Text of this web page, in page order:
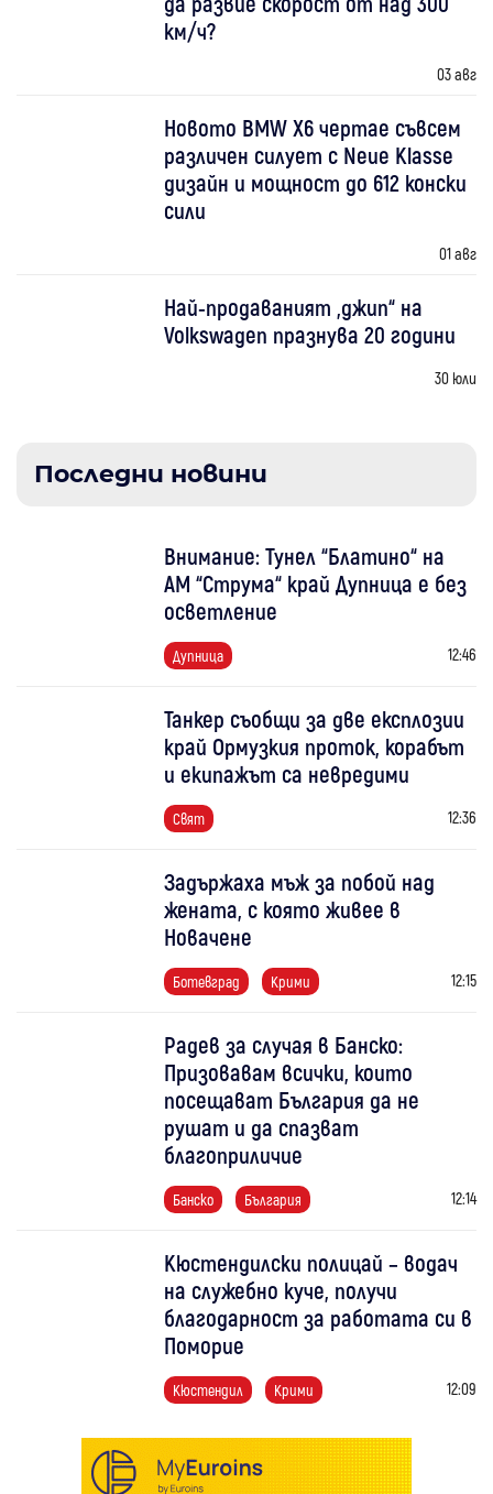
км/ч?
03 авг
Новото BMW X6 чертае съвсем
различен силует с Neue Klasse
дизайн и мощност до 612 конски
сили
01 авг
Най-продаваният „джип“ на
Volkswagen празнува 20 години
30 юли
Последни новини
Внимание: Тунел “Блатино“ на
АМ “Струма“ край Дупница е без
осветление
Дупница 12:46
Танкер съобщи за две експлозии
край Ормузкия проток, корабът
и екипажът са невредими
Свят 12:36
Задържаха мъж за побой над
жената, с която живее в
Новачене
Ботевград Крими 12:15
Радев за случая в Банско:
Призовавам всички, които
посещават България да не
рушат и да спазват
благоприличие
Банско България 12:14
Кюстендилски полицай – водач
на служебно куче, получи
благодарност за работата си в
Поморие
Кюстендил Крими 12:09